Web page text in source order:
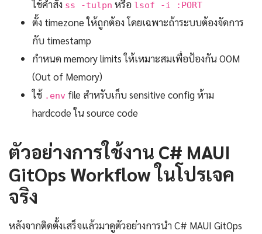
ใช้คำสั่ง ss -tulpn หรือ lsof -i :PORT
ตั้ง timezone ให้ถูกต้อง โดยเฉพาะถ้าระบบต้องจัดการ
กับ timestamp
กำหนด memory limits ให้เหมาะสมเพื่อป้องกัน OOM
(Out of Memory)
ใช้ .env file สำหรับเก็บ sensitive config ห้าม
hardcode ใน source code
ตัวอย่างการใช้งาน C# MAUI
GitOps Workflow ในโปรเจค
จริง
หลังจากติดตั้งเสร็จแล้วมาดูตัวอย่างการนำ C# MAUI GitOps